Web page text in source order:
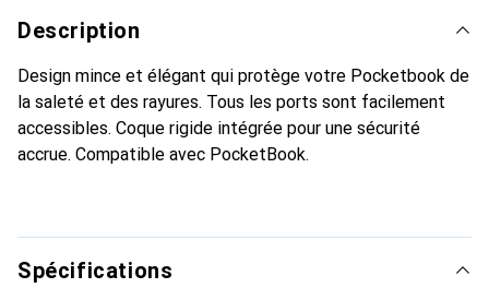
Description
Design mince et élégant qui protège votre Pocketbook de
la saleté et des rayures. Tous les ports sont facilement
accessibles. Coque rigide intégrée pour une sécurité
accrue. Compatible avec PocketBook.
Spécifications